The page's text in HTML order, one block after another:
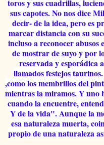
toros y sus cuadrillas,
sus capotes. No nos dice
decir- de la idea, pero es
marcar distancia con su
incluso a reconocer abusos
de mostrar de suyo y por
reservada y esporádica
llamados festejos
,como los membrillos del
mientras la miramos. Y uno
cuando la encuentre,
Y de la vida". Aunque la
esa naturaleza muerta,
propio de una naturaleza